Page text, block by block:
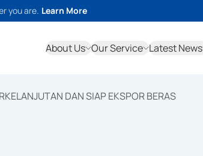
you are. Learn More
About Us Our Service Latest News
DAN SIAP EKSPOR BERAS